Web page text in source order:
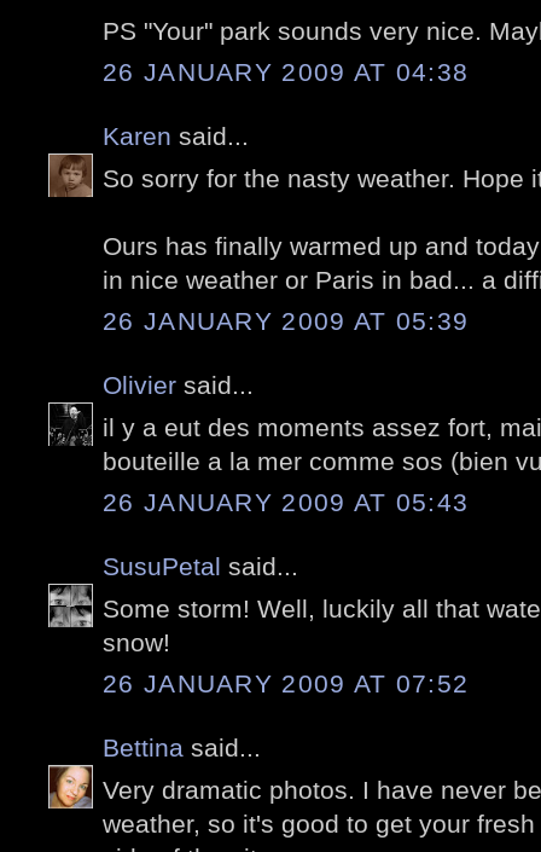
PS "Your" park sounds very nice.
26 JANUARY 2009 AT 04:38
Karen said...
So sorry for the nasty weather. Hope
Ours has finally warmed up and
in nice weather or Paris in bad... a
26 JANUARY 2009 AT 05:39
Olivier said...
il y a eut des moments assez fort,
bouteille a la mer comme sos (bien
26 JANUARY 2009 AT 05:43
SusuPetal said...
Some storm! Well, luckily all that
snow!
26 JANUARY 2009 AT 07:52
Bettina said...
Very dramatic photos. I have never
weather, so it's good to get your